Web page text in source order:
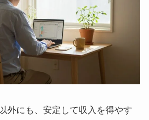
外にも、安定して収入を得やす